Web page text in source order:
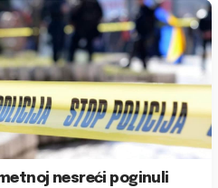
nesreći poginuli